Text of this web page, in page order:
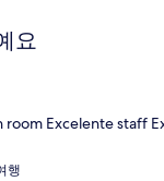
요
room Excelente staff
행